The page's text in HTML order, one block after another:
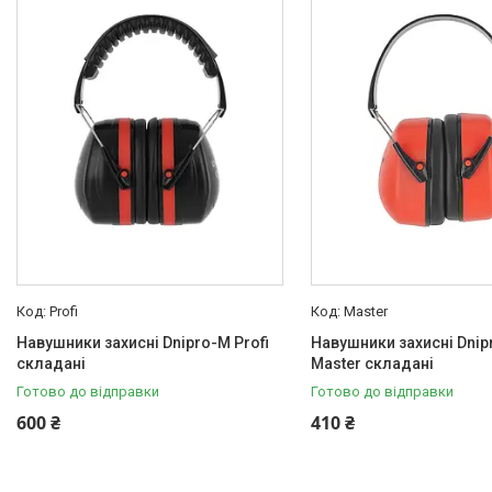
Товари та послуги
Новини
Про нас
Відгуки
Доставка та оплата
Profi
Навушники захисні Dnipro-M Profi
складані
Готово до відправки
600 ₴
Master
Навушники захисні
Master складані
Готово до відправки
410 ₴